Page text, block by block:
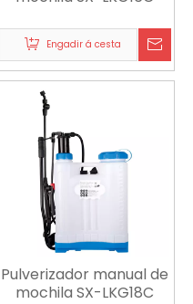
Engadir á cesta
Pulverizador manual de
mochila SX-LKG18C